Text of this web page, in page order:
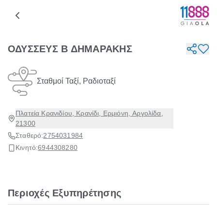
ΟΔΥΣΣΕΥΣ Β ΔΗΜΑΡΑΚΗΣ
Σταθμοί Ταξί, Ραδιοταξί
Πλατεία Κρανιδίου, Κρανίδι, Ερμιόνη, Αργολίδα,
21300
Σταθερό:2754031984
Κινητό:6944308280
Περιοχές Εξυπηρέτησης